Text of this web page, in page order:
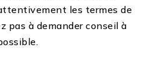
les termes de
pas à demander conseil à